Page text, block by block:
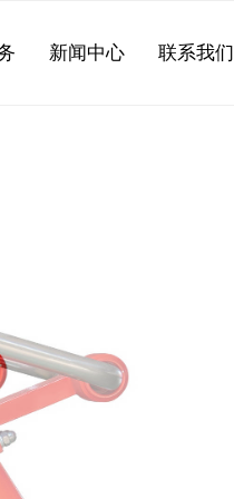
新闻中心 联系我们